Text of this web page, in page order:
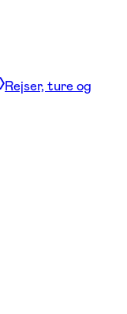
Rejser, ture og